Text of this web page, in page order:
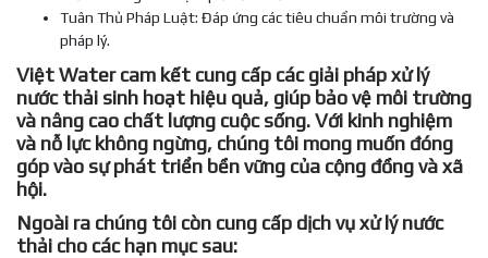
Tuân Thủ Pháp Luật: Đáp ứng các tiêu chuẩn môi trường và
pháp lý.
Việt Water cam kết cung cấp các giải pháp xử lý
nước thải sinh hoạt hiệu quả, giúp bảo vệ môi trường
và nâng cao chất lượng cuộc sống. Với kinh nghiệm
và nỗ lực không ngừng, chúng tôi mong muốn đóng
góp vào sự phát triển bền vững của cộng đồng và xã
hội.
Ngoài ra chúng tôi còn cung cấp dịch vụ xử lý nước
thải cho các hạn mục sau: